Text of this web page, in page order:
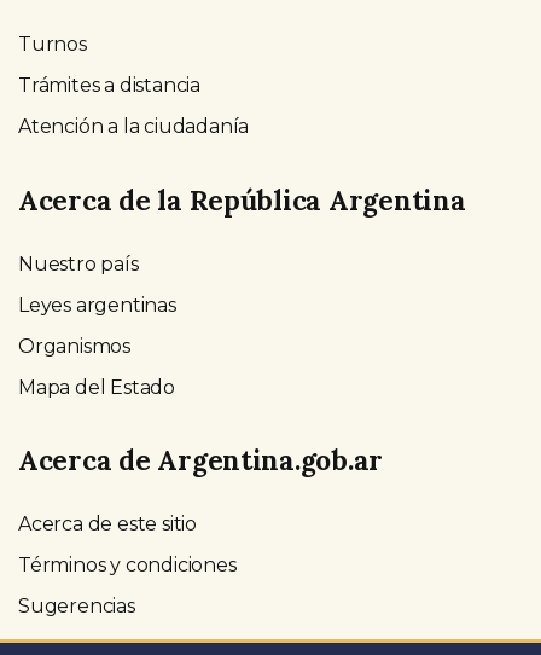
Turnos
Trámites a distancia
Atención a la ciudadanía
Acerca de la República Argentina
Nuestro país
Leyes argentinas
Organismos
Mapa del Estado
Acerca de Argentina.gob.ar
Acerca de este sitio
Términos y condiciones
Sugerencias